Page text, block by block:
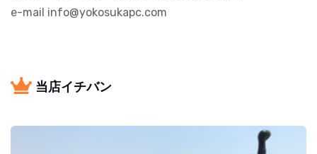
e-mail info@yokosukapc.com
当店イチバン